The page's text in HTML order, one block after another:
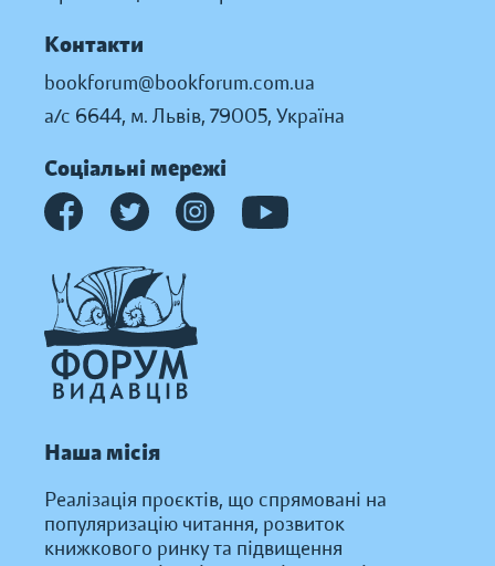
Контакти
bookforum@bookforum.com.ua
а/с 6644, м. Львів, 79005, Україна
Соціальні мережі
Наша місія
Реалізація проєктів, що спрямовані на
популяризацію читання, розвиток
книжкового ринку та підвищення